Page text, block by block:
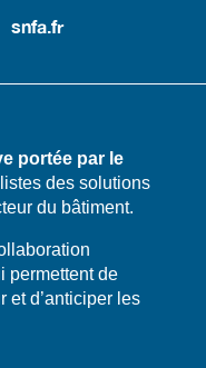
snfa.fr
portée par le
des solutions
du bâtiment.
permettent de
et d’anticiper les